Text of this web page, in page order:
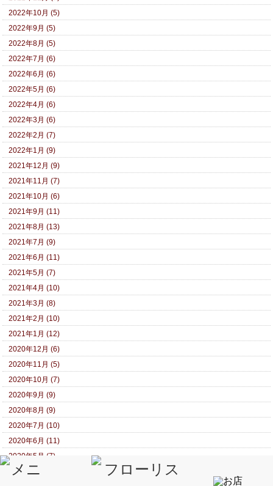
2022年10月 (5)
2022年9月 (5)
2022年8月 (5)
2022年7月 (6)
2022年6月 (6)
2022年5月 (6)
2022年4月 (6)
2022年3月 (6)
2022年2月 (7)
2022年1月 (9)
2021年12月 (9)
2021年11月 (7)
2021年10月 (6)
2021年9月 (11)
2021年8月 (13)
2021年7月 (9)
2021年6月 (11)
2021年5月 (7)
2021年4月 (10)
2021年3月 (8)
2021年2月 (10)
2021年1月 (12)
2020年12月 (6)
2020年11月 (5)
2020年10月 (7)
2020年9月 (9)
2020年8月 (9)
2020年7月 (10)
2020年6月 (11)
2020年5月 (7)
2020年4月 (8)